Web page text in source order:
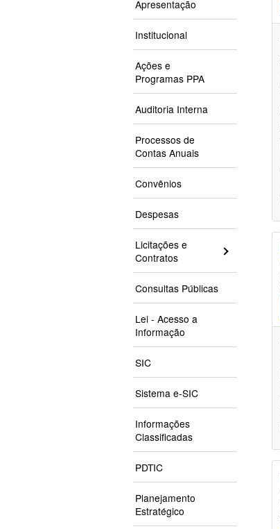
Apresentação
Institucional
Ações e
Programas PPA
Auditoria Interna
Processos de
Contas Anuais
Convênios
Despesas
Licitações e
Contratos
Consultas Públicas
Lei - Acesso a
Informação
SIC
Sistema e-SIC
Informações
Classificadas
PDTIC
Planejamento
Estratégico